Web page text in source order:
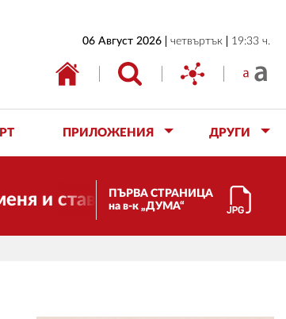
06 Август 2026 четвъртък 19:33 ч.
ПРИЛОЖЕНИЯ ДРУГИ
електронно издание, но
ПЪРВА СТРАНИЦА
на в-к „ДУМА“
ИКОНОМИКА
ОБЩЕСТВО